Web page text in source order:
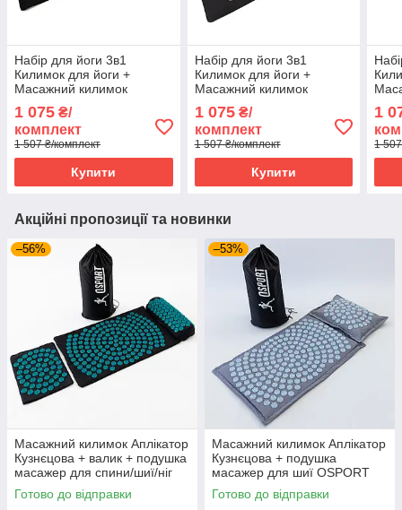
Набір для йоги 3в1
Килимок для йоги +
Масажний килимок
Аплікатор Кузнєцова +
валик OSPORT Set 32 (n-
0063) Чорно-рожевий
1 075 ₴/
комплект
1 507 ₴/комплект
Купити
Набір для йоги 3в1
Килимок для йоги +
Масажний килимок
Аплікатор Кузнєцова +
валик OSPORT Set 32 (n-
0063) Чорно-синьо-білий
1 075₴/
комплект
1 507 ₴/комплект
Купити
1
1
Акційні пропозиції та новинки
–56%
Масажний килимок Аплікатор
Кузнєцова + валик + подушка
масажер для спини/шиї/ніг
OSPORT Lotus Set (n-0003)
Чорно-бірюзовий
Готово до відправки
–53%
Масажний килимок Аплікатор
Кузнєцова + подушка
масажер для шиї OSPORT
Lotus Mat Eco (apl-020) Сіро-
небесний
Готово до відправки